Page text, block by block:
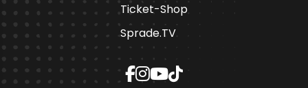
Ticket-Shop
Sprade.TV